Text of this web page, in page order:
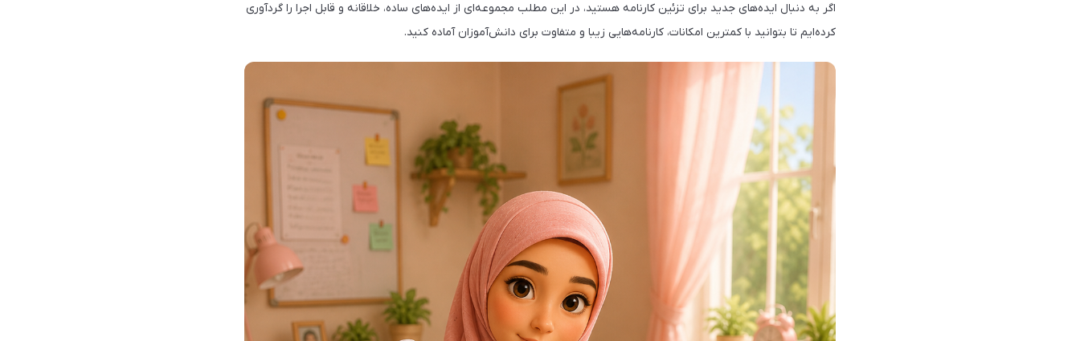
اگر به دنبال ایده‌های جدید برای تزئین کارنامه هستید، در این مطلب مجموعه‌ای از ایده‌های ساده، خلاقانه و قابل اجرا را گردآوری
کرده‌ایم تا بتوانید با کمترین امکانات، کارنامه‌هایی زیبا و متفاوت برای دانش‌آموزان آماده کنید.